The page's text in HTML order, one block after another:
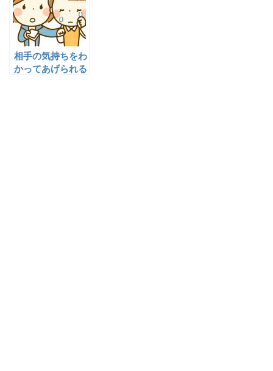
相手の気持ちをわ
かってあげられる